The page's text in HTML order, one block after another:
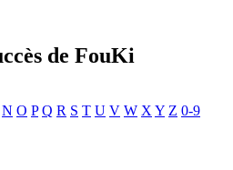
de FouKi
N O P Q R S T U V W X Y Z 0-9